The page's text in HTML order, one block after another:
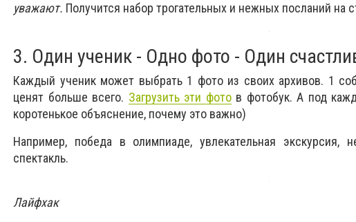
уважают. Получится набор трогательных и нежных посланий на
3. Один ученик - Одно фото - Один
Каждый ученик может выбрать 1 фото из своих архивов. 1
ценят больше всего. Загрузить эти фотов фотобук. А под
коротенькое объяснение, почему это важно)
Например, победа в олимпиаде, увлекательная
спектакль.
Лайфхак